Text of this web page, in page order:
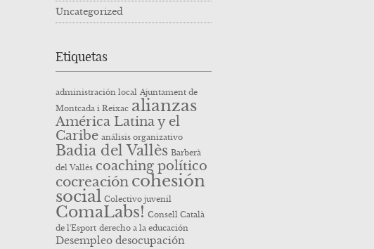
Uncategorized
Etiquetas
administración local Ajuntament de
Montcada i Reixac alianzas
América Latina y el
Caribe análisis organizativo
Badia del Vallès Barberà
del Vallès coaching político
cocreación cohesión
social Colectivo juvenil
ComaLabs! Consell Català
de l'Esport derecho a la educación
Desempleo desocupación